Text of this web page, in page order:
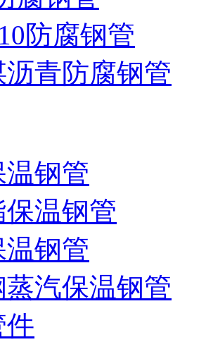
防腐钢管
青防腐钢管
钢管
温钢管
钢管
汽保温钢管
件